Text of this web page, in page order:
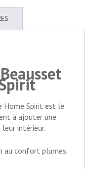
Home Spirit est le
à ajouter une
intérieur.
au confort plumes.